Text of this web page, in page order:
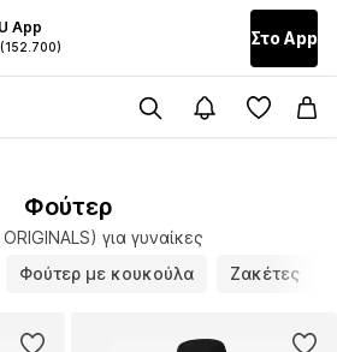
App
(152.700) Στο Αpp
Φούτερ
για γυναίκες
Φούτερ με κουκούλα Ζακέτες